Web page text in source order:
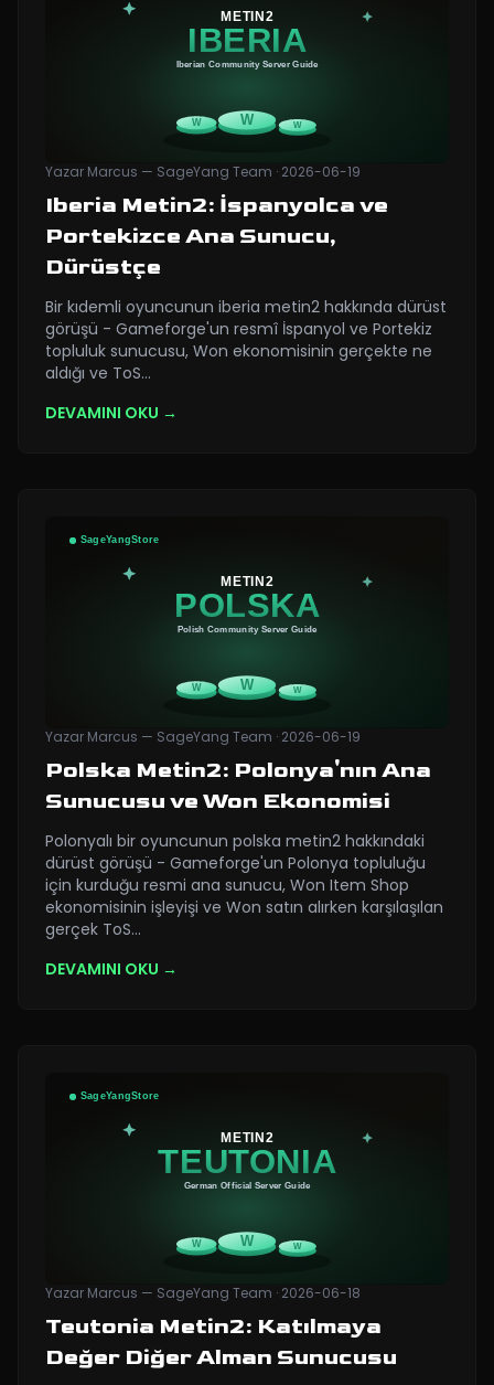
Yazar Marcus — SageYang Team · 2026-06-19
Iberia Metin2: İspanyolca ve
Portekizce Ana Sunucu,
Dürüstçe
Bir kıdemli oyuncunun iberia metin2 hakkında dürüst
görüşü - Gameforge'un resmî İspanyol ve Portekiz
topluluk sunucusu, Won ekonomisinin gerçekte ne
aldığı ve ToS…
DEVAMINI OKU →
Yazar Marcus — SageYang Team · 2026-06-19
Polska Metin2: Polonya'nın Ana
Sunucusu ve Won Ekonomisi
Polonyalı bir oyuncunun polska metin2 hakkındaki
dürüst görüşü - Gameforge'un Polonya topluluğu
için kurduğu resmi ana sunucu, Won Item Shop
ekonomisinin işleyişi ve Won satın alırken karşılaşılan
gerçek ToS…
DEVAMINI OKU →
Yazar Marcus — SageYang Team · 2026-06-18
Teutonia Metin2: Katılmaya
Değer Diğer Alman Sunucusu